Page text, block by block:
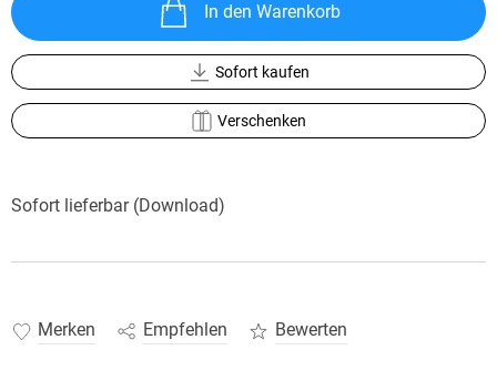
In den Warenkorb
Sofort kaufen
Verschenken
Sofort lieferbar (Download)
Merken Empfehlen Bewerten